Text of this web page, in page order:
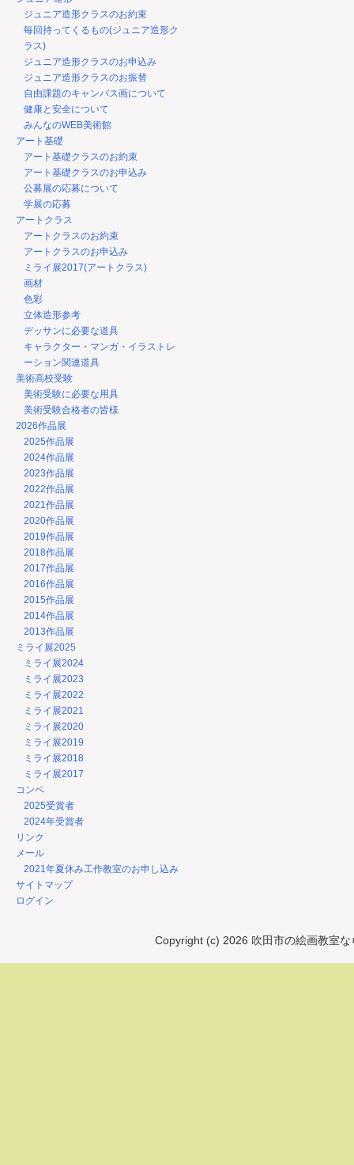
ジュニア造形クラスのお約束
毎回持ってくるもの(ジュニア造形ク
ラス)
ジュニア造形クラスのお申込み
ジュニア造形クラスのお振替
自由課題のキャンバス画について
健康と安全について
みんなのWEB美術館
アート基礎
アート基礎クラスのお約束
アート基礎クラスのお申込み
公募展の応募について
学展の応募
アートクラス
アートクラスのお約束
アートクラスのお申込み
ミライ展2017(アートクラス)
画材
色彩
立体造形参考
デッサンに必要な道具
キャラクター・マンガ・イラストレ
ーション関連道具
美術高校受験
美術受験に必要な用具
美術受験合格者の皆様
2026作品展
2025作品展
2024作品展
2023作品展
2022作品展
2021作品展
2020作品展
2019作品展
2018作品展
2017作品展
2016作品展
2015作品展
2014作品展
2013作品展
ミライ展2025
ミライ展2024
ミライ展2023
ミライ展2022
ミライ展2021
ミライ展2020
ミライ展2019
ミライ展2018
ミライ展2017
コンペ
2025受賞者
2024年受賞者
リンク
メール
2021年夏休み工作教室のお申し込み
サイトマップ
ログイン
Copyright (c) 2026 吹田市の絵画教室